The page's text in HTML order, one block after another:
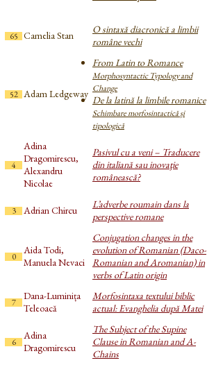
65 Camelia Stan
O sintaxă diacronică a limbii
române vechi
52 Adam Ledgeway
From Latin to Romance
Morphosyntactic Typology and
Change
De la latină la limbile romanice
Schimbare morfosintactică și
tipologică
4
Adina
Dragomirescu,
Alexandru
Nicolae
Pasivul cu a veni – Traducere
din italiană sau inovaţie
românească?
3 Adrian Chircu
L’adverbe roumain dans la
perspective romane
0
Aida Todi,
Manuela Nevaci
Conjugation changes in the
evolution of Romanian (Daco-
Romanian and Aromanian) in
verbs of Latin origin
7
Dana-Luminița
Teleoacă
Morfosintaxa textului biblic
actual: Evanghelia după Matei
6
Adina
Dragomirescu
The Subject of the Supine
Clause in Romanian and A-
Chains